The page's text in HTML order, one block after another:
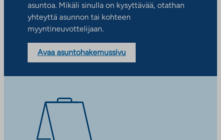
asuntoa. Mikäli sinulla on kysyttävää, otathan
yhteyttä asunnon tai kohteen
myyntineuvottelijaan.
Avaa asuntohakemussivu